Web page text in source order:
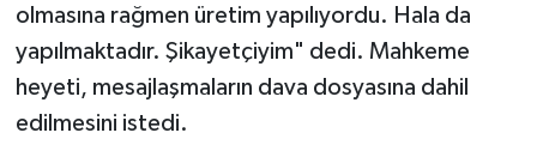
olmasına rağmen üretim yapılıyordu. Hala da
yapılmaktadır. Şikayetçiyim" dedi. Mahkeme
heyeti, mesajlaşmaların dava dosyasına dahil
edilmesini istedi.